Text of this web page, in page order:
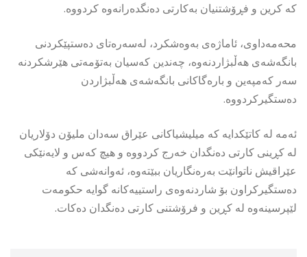
کە کرین و فڕۆشتنیان بەکارتی دەنگدەرانەوە کردووە.
محەمەداوی، ئاماژەی بەوەشکرد، لەسەرەتای دەستپێکردنی
بانگەشەی هەڵبژاردنەوە، چەندین کەسیان بەتۆمەتی هێرشکردنە
سەر کەمپەین و بارەگاکانی بانگەشەی هەڵبژاردن
دەستگیرکردووە.
ئەمە لە کاتێکدایە کە میلیشیاکانی عێراق سەدان ملیۆن دۆلاریان
لە کڕینی کارتی دەنگدان خەرج کردووە و هیچ کەس و لایەنێکی
عێراقیش ناتوانێت بەرەنگاریان ببێتەوە، ئەوانەشی کە
دەستگیرکراون بۆ شاردنەوەی راستییەکانە گوایە حکومەت
لێپرسینەوە لە کڕین و فرۆشتنی کارتی دەنگدان دەکات.